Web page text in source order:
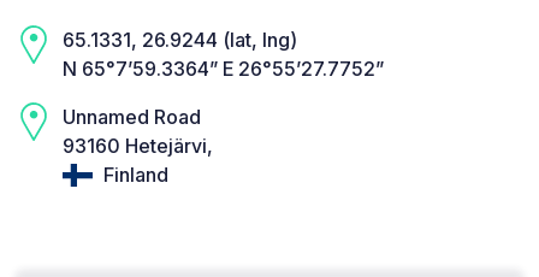
65.1331, 26.9244 (lat, lng)
N 65°7’59.3364” E 26°55’27.7752”
Unnamed Road
93160 Hetejärvi,
Finland